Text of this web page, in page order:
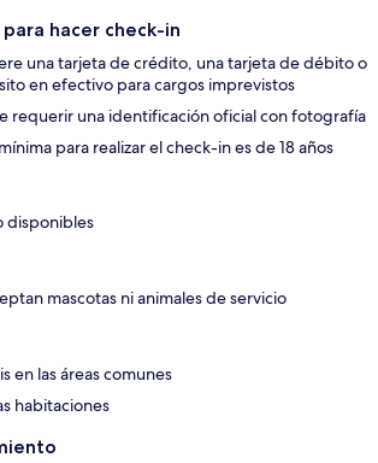
hacer check-in
una tarjeta de crédito, una tarjeta de débito o
en efectivo para cargos imprevistos
requerir una identificación oficial con fotografía
para realizar el check-in es de 18 años
disponibles
mascotas ni animales de servicio
en las áreas comunes
habitaciones